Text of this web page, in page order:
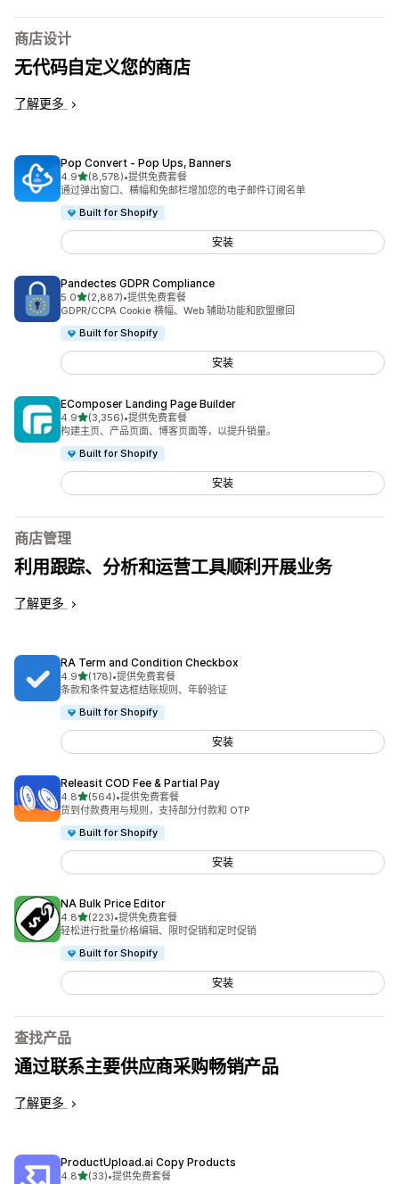
商店设计
无代码自定义您的商店
了解更多
Pop Convert ‑ Pop Ups, Banners
4.9星（满分 5 星）
(8,578)
总共 8578 条评论
•提供免费套餐
通过弹出窗口、横幅和免邮栏增加您的电子邮件订阅名单
Built for Shopify
安装
Pandectes GDPR Compliance
5.0星（满分 5 星）
(2,887)
总共 2887 条评论
•提供免费套餐
GDPR/CCPA Cookie 横幅、Web 辅助功能和欧盟撤回
Built for Shopify
安装
EComposer Landing Page Builder
4.9星（满分 5 星）
(3,356)
总共 3356 条评论
•提供免费套餐
构建主页、产品页面、博客页面等，以提升销量。
Built for Shopify
安装
商店管理
利用跟踪、分析和运营工具顺利开展业务
了解更多
RA Term and Condition Checkbox
4.9星（满分 5 星）
(178)
总共 178 条评论
•提供免费套餐
条款和条件复选框结账规则、年龄验证
Built for Shopify
安装
Releasit COD Fee & Partial Pay
4.8星（满分 5 星）
(564)
总共 564 条评论
•提供免费套餐
货到付款费用与规则，支持部分付款和 OTP
Built for Shopify
安装
NA Bulk Price Editor
4.8星（满分 5 星）
(223)
总共 223 条评论
•提供免费套餐
轻松进行批量价格编辑、限时促销和定时促销
Built for Shopify
安装
查找产品
通过联系主要供应商采购畅销产品
了解更多
ProductUpload.ai Copy Products
4.8星（满分 5 星）
(33)
总共 33 条评论
•提供免费套餐